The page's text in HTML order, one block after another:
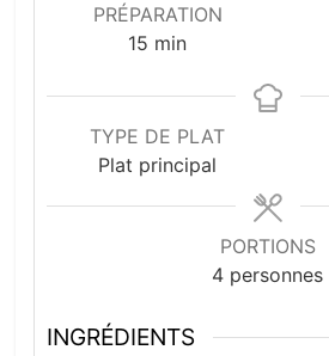
PRÉPARATION
15 minutes
min
TYPE DE PLAT
Plat principal
PORTIONS
4 personnes
INGRÉDIENTS